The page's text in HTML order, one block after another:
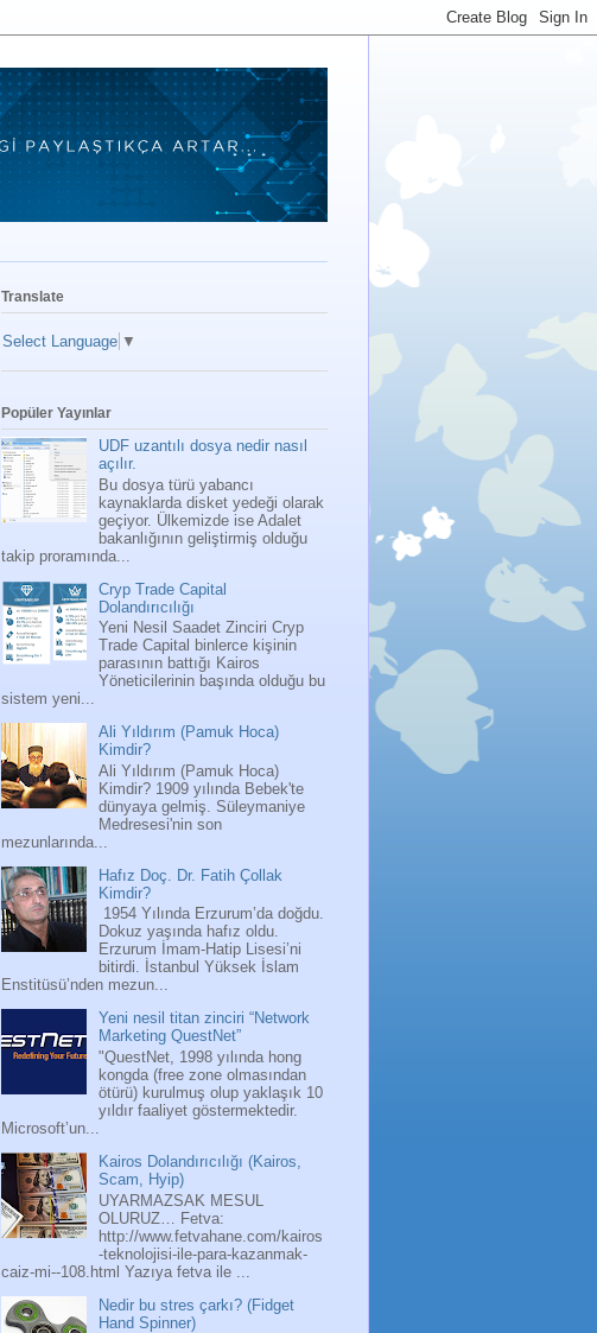
Translate
Select Language ▼
Popüler Yayınlar
UDF uzantılı dosya nedir nasıl
açılır.
Bu dosya türü yabancı
kaynaklarda disket yedeği olarak
geçiyor. Ülkemizde ise Adalet
bakanlığının geliştirmiş olduğu
takip proramında...
Cryp Trade Capital
Dolandırıcılığı
Yeni Nesil Saadet Zinciri Cryp
Trade Capital binlerce kişinin
parasının battığı Kairos
Yöneticilerinin başında olduğu bu
sistem yeni...
Ali Yıldırım (Pamuk Hoca)
Kimdir?
Ali Yıldırım (Pamuk Hoca)
Kimdir? 1909 yılında Bebek'te
dünyaya gelmiş. Süleymaniye
Medresesi'nin son
mezunlarında...
Hafız Doç. Dr. Fatih Çollak
Kimdir?
1954 Yılında Erzurum’da doğdu.
Dokuz yaşında hafız oldu.
Erzurum İmam-Hatip Lisesi’ni
bitirdi. İstanbul Yüksek İslam
Enstitüsü’nden mezun...
Yeni nesil titan zinciri “Network
Marketing QuestNet”
"QuestNet, 1998 yılında hong
kongda (free zone olmasından
ötürü) kurulmuş olup yaklaşık 10
yıldır faaliyet göstermektedir.
Microsoft’un...
Kairos Dolandırıcılığı (Kairos,
Scam, Hyip)
UYARMAZSAK MESUL
OLURUZ… Fetva:
http://www.fetvahane.com/kairos
-teknolojisi-ile-para-kazanmak-
caiz-mi--108.html Yazıya fetva ile ...
Nedir bu stres çarkı? (Fidget
Hand Spinner)